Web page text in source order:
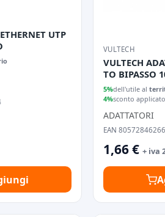
UTP
VULTECH
VULTECH
TO BIPASSO
5%dell'utile al
4%sconto applicato
ADATTATORI
EAN
1,66 € + iva